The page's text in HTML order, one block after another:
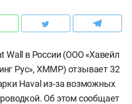
Wall в России (ООО «Хавейл
Рус», ХММР) отзывает 32
Haval из-за возможных
Об этом сообщает